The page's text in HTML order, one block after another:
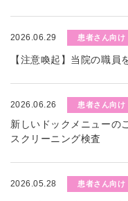
2026.06.29 患者さん向け
【注意喚起】当院の職
2026.06.26 患者さん向け
新しいドックメニューの
スクリーニング検査
2026.05.28 患者さん向け